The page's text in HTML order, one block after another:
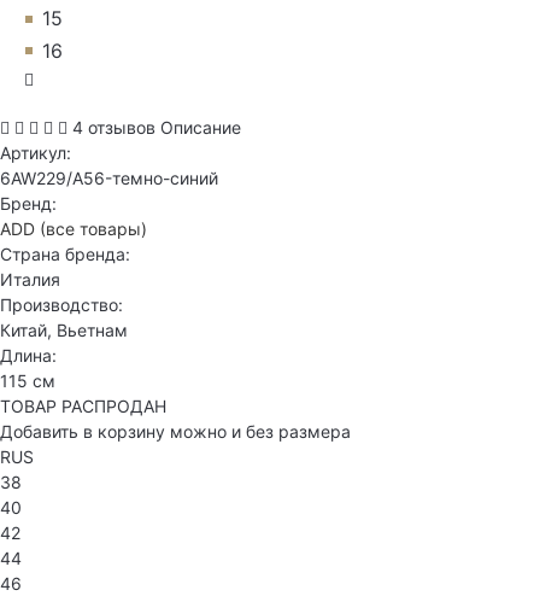
15
16
4 отзывов Описание
Артикул:
6AW229/A56-темно-синий
Бренд:
ADD (все товары)
Страна бренда:
Италия
Производство:
Китай, Вьетнам
Длина:
115 см
ТОВАР РАСПРОДАН
Добавить в корзину можно и без размера
RUS
38
40
42
44
46